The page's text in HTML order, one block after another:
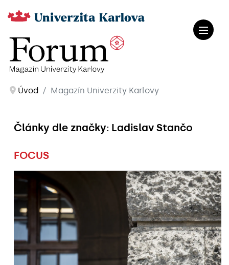
Úvod Magazín Univerzity Karlovy
Články dle značky: Ladislav Stančo
FOCUS